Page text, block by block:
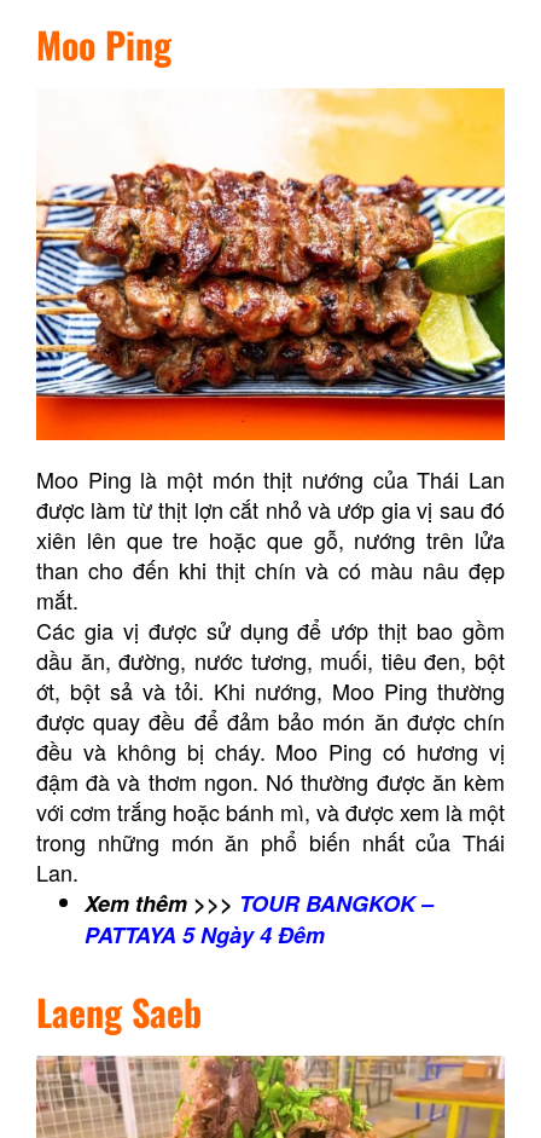
Moo Ping
Moo Ping là một món thịt nướng của Thái Lan
được làm từ thịt lợn cắt nhỏ và ướp gia vị sau đó
xiên lên que tre hoặc que gỗ, nướng trên lửa
than cho đến khi thịt chín và có màu nâu đẹp
mắt.
Các gia vị được sử dụng để ướp thịt bao gồm
dầu ăn, đường, nước tương, muối, tiêu đen, bột
ớt, bột sả và tỏi. Khi nướng, Moo Ping thường
được quay đều để đảm bảo món ăn được chín
đều và không bị cháy. Moo Ping có hương vị
đậm đà và thơm ngon. Nó thường được ăn kèm
với cơm trắng hoặc bánh mì, và được xem là một
trong những món ăn phổ biến nhất của Thái
Lan.
Xem thêm >>> TOUR BANGKOK –
PATTAYA 5 Ngày 4 Đêm
Laeng Saeb